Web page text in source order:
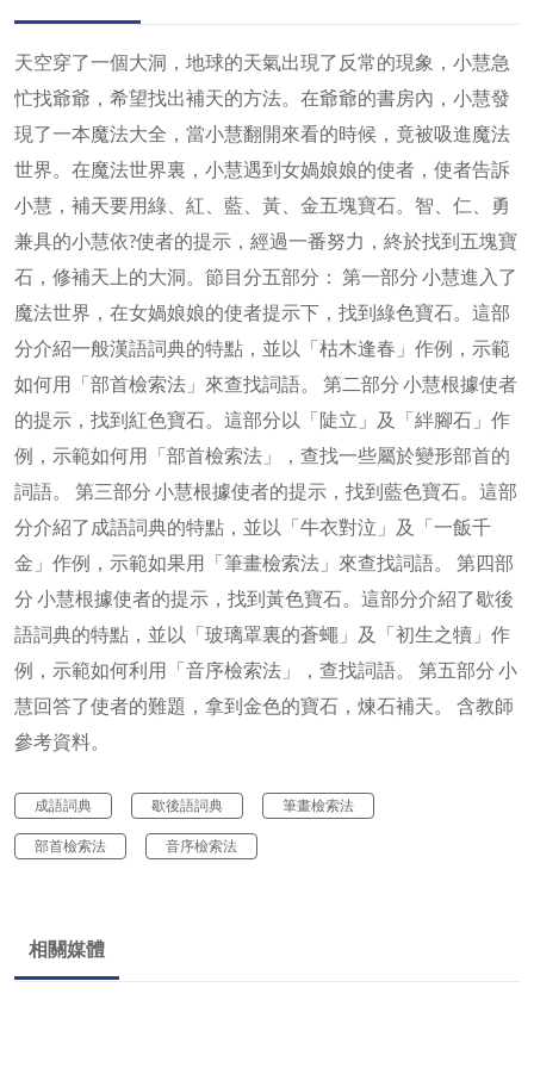
天空穿了一個大洞，地球的天氣出現了反常的現象，小慧急
忙找爺爺，希望找出補天的方法。在爺爺的書房內，小慧發
現了一本魔法大全，當小慧翻開來看的時候，竟被吸進魔法
世界。在魔法世界裏，小慧遇到女媧娘娘的使者，使者告訴
小慧，補天要用綠、紅、藍、黃、金五塊寶石。智、仁、勇
兼具的小慧依?使者的提示，經過一番努力，終於找到五塊寶
石，修補天上的大洞。節目分五部分： 第一部分 小慧進入了
魔法世界，在女媧娘娘的使者提示下，找到綠色寶石。這部
分介紹一般漢語詞典的特點，並以「枯木逢春」作例，示範
如何用「部首檢索法」來查找詞語。 第二部分 小慧根據使者
的提示，找到紅色寶石。這部分以「陡立」及「絆腳石」作
例，示範如何用「部首檢索法」，查找一些屬於變形部首的
詞語。 第三部分 小慧根據使者的提示，找到藍色寶石。這部
分介紹了成語詞典的特點，並以「牛衣對泣」及「一飯千
金」作例，示範如果用「筆畫檢索法」來查找詞語。 第四部
分 小慧根據使者的提示，找到黃色寶石。這部分介紹了歇後
語詞典的特點，並以「玻璃罩裏的蒼蠅」及「初生之犢」作
例，示範如何利用「音序檢索法」，查找詞語。 第五部分 小
慧回答了使者的難題，拿到金色的寶石，煉石補天。 含教師
參考資料。
成語詞典 歇後語詞典 筆畫檢索法
部首檢索法 音序檢索法
相關媒體